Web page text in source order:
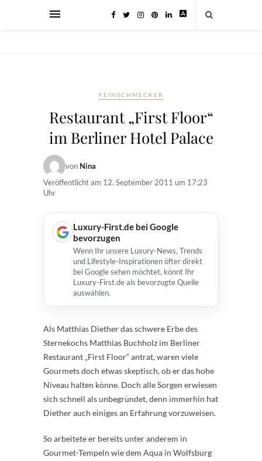
FEINSCHMECKER
Restaurant „First Floor“
im Berliner Hotel Palace
von Nina
Veröffentlicht am 12. September 2011 um 17:23
Uhr
Luxury-First.de bei Google
bevorzugen
Wenn Ihr unsere Luxury-News, Trends
und Lifestyle-Inspirationen öfter direkt
bei Google sehen möchtet, könnt Ihr
Luxury-First.de als bevorzugte Quelle
auswählen.
Als Matthias Diether das schwere Erbe des
Sternekochs Matthias Buchholz im Berliner
Restaurant „First Floor“ antrat, waren viele
Gourmets doch etwas skeptisch, ob er das hohe
Niveau halten könne. Doch alle Sorgen erwiesen
sich schnell als unbegründet, denn immerhin hat
Diether auch einiges an Erfahrung vorzuweisen.
So arbeitete er bereits unter anderem in
Gourmet-Tempeln wie dem Aqua in Wolfsburg